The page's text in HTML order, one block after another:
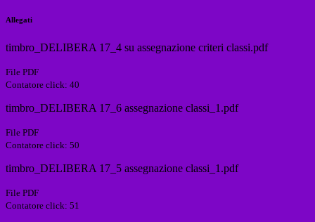
Allegati
timbro_DELIBERA 17_4 su assegnazione criteri classi.pdf
File PDF
Contatore click: 40
timbro_DELIBERA 17_6 assegnazione classi_1.pdf
File PDF
Contatore click: 50
timbro_DELIBERA 17_5 assegnazione classi_1.pdf
File PDF
Contatore click: 51